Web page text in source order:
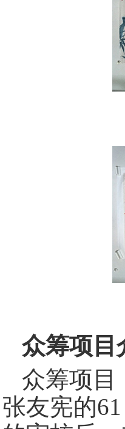
众筹项目
众筹项目
张友宪的